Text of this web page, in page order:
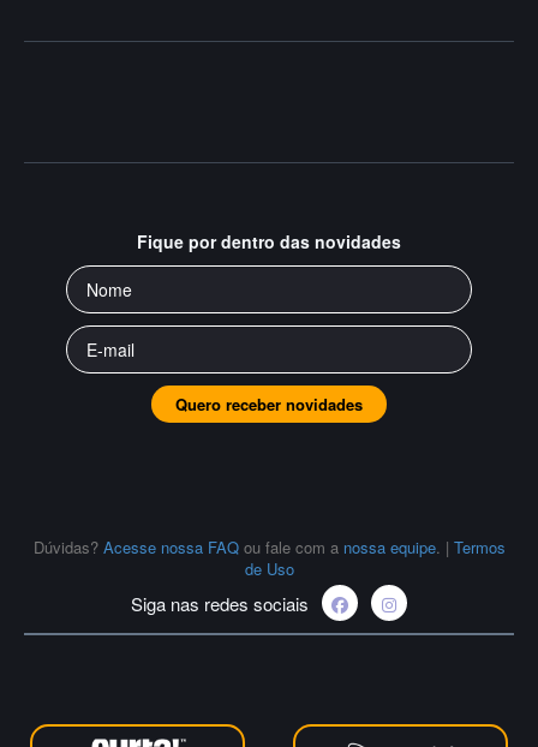
Fique por dentro das novidades
Quero receber novidades
Dúvidas? Acesse nossa FAQ ou fale com a nossa equipe. | Termos
de Uso
Siga nas redes sociais